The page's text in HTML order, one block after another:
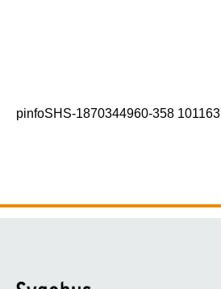
pinfoSHS-1870344960-358 101163